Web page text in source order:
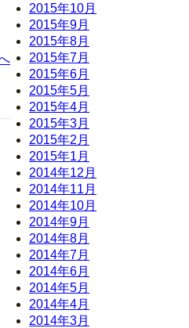
2015年10月
2015年9月
2015年8月
2015年7月
2015年6月
2015年5月
2015年4月
2015年3月
2015年2月
2015年1月
2014年12月
2014年11月
2014年10月
2014年9月
2014年8月
2014年7月
2014年6月
2014年5月
2014年4月
2014年3月